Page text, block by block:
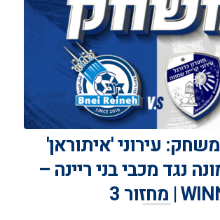
עירוני 'איתוראן'
נגד מכבי בני ריינה –